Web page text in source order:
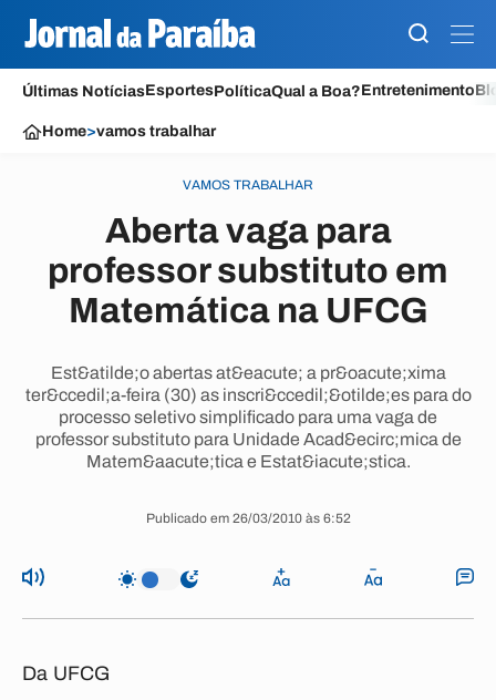
Últimas NotíciasEsportesPolíticaQual a Boa?Entretenimento
Home>vamos trabalhar
VAMOS TRABALHAR
Aberta vaga para
professor substituto em
Matemática na UFCG
Est&atilde;o abertas at&eacute; a pr&oacute;xima
ter&ccedil;a-feira (30) as inscri&ccedil;&otilde;es para do
processo seletivo simplificado para uma vaga de
professor substituto para Unidade Acad&ecirc;mica de
Matem&aacute;tica e Estat&iacute;stica.
Publicado em 26/03/2010 às 6:52
Da UFCG